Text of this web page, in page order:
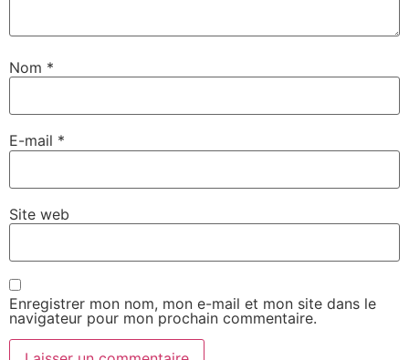
Nom *
E-mail *
Site web
Enregistrer mon nom, mon e-mail et mon site dans le
navigateur pour mon prochain commentaire.